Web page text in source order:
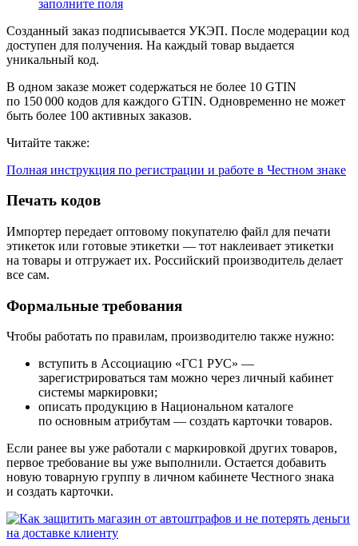
Созданный заказ подписывается УКЭП. После модерации код
доступен для получения. На каждый товар выдается
уникальный код.
В одном заказе может содержаться не более 10 GTIN
по 150 000 кодов для каждого GTIN. Одновременно не может
быть более 100 активных заказов.
Читайте также:
Полная инструкция по регистрации и работе в Честном знаке
Печать кодов
Импортер передает оптовому покупателю файл для печати
этикеток или готовые этикетки — тот наклеивает этикетки
на товары и отгружает их. Российский производитель делает
все сам.
Формальные требования
Чтобы работать по правилам, производителю также нужно:
вступить в Ассоциацию «ГС1 РУС» —
зарегистрироваться там можно через личный кабинет
системы маркировки;
описать продукцию в Национальном каталоге
по основным атрибутам — создать карточки товаров.
Если ранее вы уже работали с маркировкой других товаров,
первое требование вы уже выполнили. Остается добавить
новую товарную группу в личном кабинете Честного знака
и создать карточки.